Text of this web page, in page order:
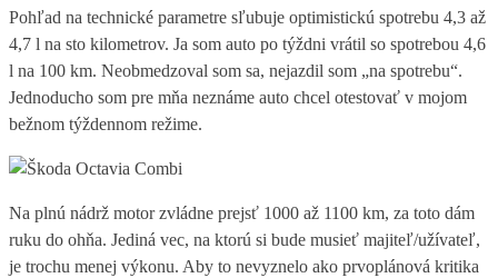
Pohľad na technické parametre sľubuje optimistickú spotrebu 4,3 až
4,7 l na sto kilometrov. Ja som auto po týždni vrátil so spotrebou 4,6
l na 100 km. Neobmedzoval som sa, nejazdil som „na spotrebu“.
Jednoducho som pre mňa neznáme auto chcel otestovať v mojom
bežnom týždennom režime.
Na plnú nádrž motor zvládne prejsť 1000 až 1100 km, za toto dám
ruku do ohňa. Jediná vec, na ktorú si bude musieť majiteľ/užívateľ,
je trochu menej výkonu. Aby to nevyznelo ako prvoplánová kritika